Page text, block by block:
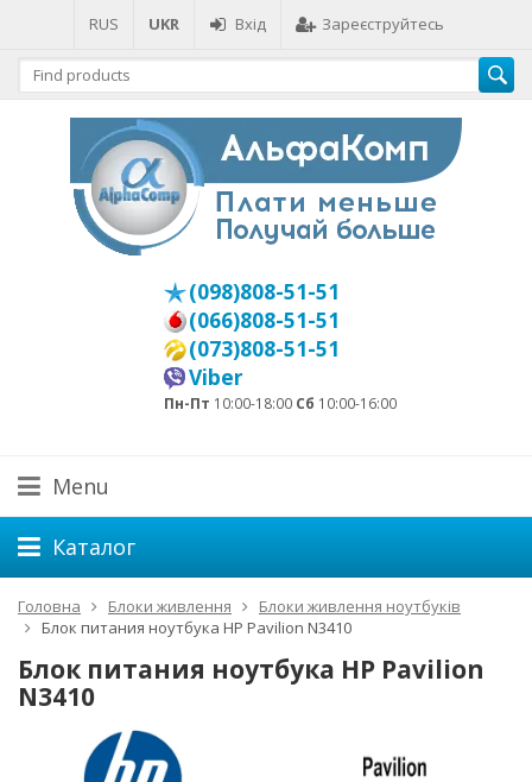
RUS UKR Вхід Зареєструйтесь
(098)808-51-51
(066)808-51-51
(073)808-51-51
Viber
Пн-Пт 10:00-18:00 Сб 10:00-16:00
Menu
Каталог
Головна Блоки живлення
Блоки живлення ноутбуків
Блок питания ноутбука HP Pavilion N3410
Блок питания ноутбука HP Pavilion
N3410